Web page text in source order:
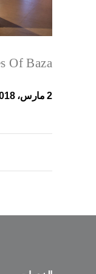
Of Baza
2 مارس، 2018